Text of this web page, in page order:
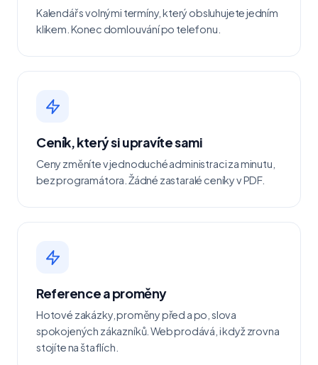
Kalendář s volnými termíny, který obsluhujete jedním
klikem. Konec domlouvání po telefonu.
Ceník, který si upravíte sami
Ceny změníte v jednoduché administraci za minutu,
bez programátora. Žádné zastaralé ceníky v PDF.
Reference a proměny
Hotové zakázky, proměny před a po, slova
spokojených zákazníků. Web prodává, i když zrovna
stojíte na štaflích.